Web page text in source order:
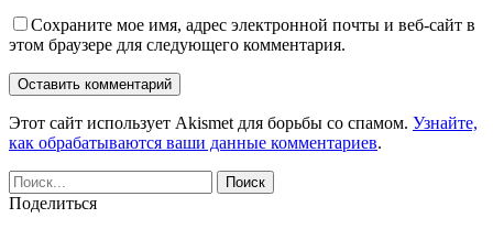
Сохраните мое имя, адрес электронной почты и веб-сайт в
этом браузере для следующего комментария.
Этот сайт использует Akismet для борьбы со спамом. Узнайте,
как обрабатываются ваши данные комментариев.
Поделиться